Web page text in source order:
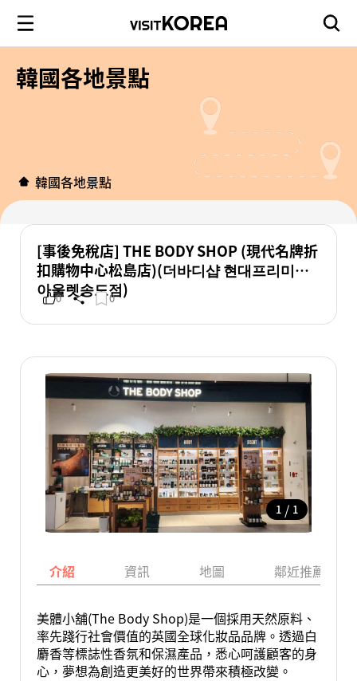
韓國各地景點
韓國各地景點
[事後免稅店] THE BODY SHOP (現代名牌折
扣購物中心松島店)(더바디샵 현대프리미엄
아울렛송도점)
0 0
1 / 1
介紹 資訊 地圖 鄰近推薦景點
美體小舖(The Body Shop)是一個採用天然原料、
率先踐行社會價值的英國全球化妝品品牌。透過白
麝香等標誌性香氛和保濕產品，悉心呵護顧客的身
心，夢想為創造更美好的世界帶來積極改變。